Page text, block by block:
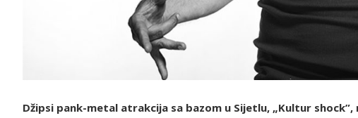
Džipsi pank-metal atrakcija sa bazom u Sijetlu, „Kultur